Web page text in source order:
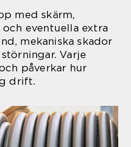
med skärm,
eventuella extra
mekaniska skador
Varje
påverkar hur
drift.